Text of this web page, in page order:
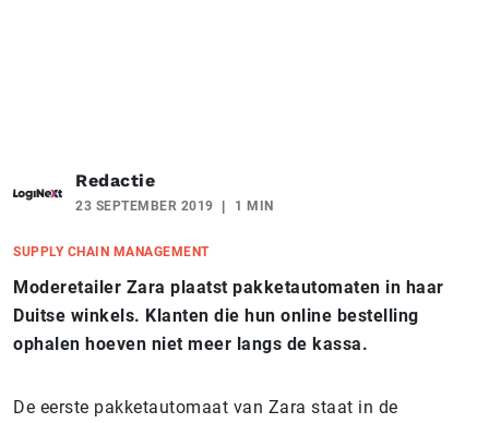
Redactie
23 SEPTEMBER 2019 1 MIN
SUPPLY CHAIN MANAGEMENT
Moderetailer Zara plaatst pakketautomaten in haar
Duitse winkels. Klanten die hun online bestelling
ophalen hoeven niet meer langs de kassa.
De eerste pakketautomaat van Zara staat in de